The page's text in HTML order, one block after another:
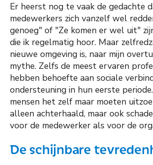
Er heerst nog te vaak de gedachte
medewerkers zich vanzelf wel
genoeg" of "Ze komen er wel uit"
die ik regelmatig hoor. Maar
nieuwe omgeving is, naar mijn
mythe. Zelfs de meest ervaren
hebben behoefte aan sociale
ondersteuning in hun eerste
mensen het zelf maar moeten
alleen achterhaald, maar ook
voor de medewerker als voor de
De schijnbare